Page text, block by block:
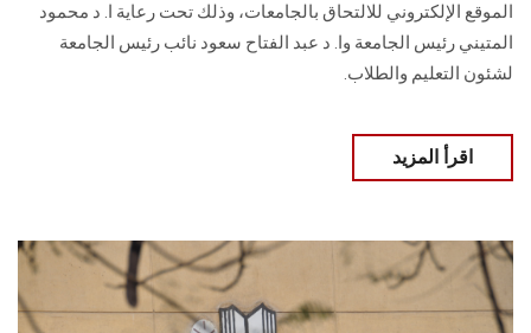
الموقع الإلكتروني للالتحاق بالجامعات، وذلك تحت رعاية ا. د محمود
المتيني رئيس الجامعة وا. د عبد الفتاح سعود نائب رئيس الجامعة
لشئون التعليم والطلاب.
اقرأ المزيد